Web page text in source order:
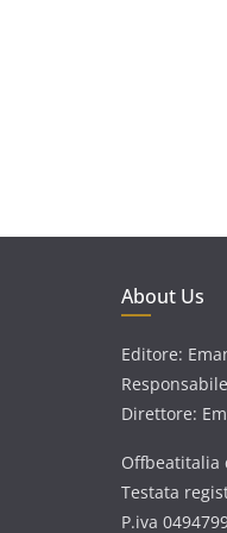
About Us
Editore:
Direttore:
Offbeatitalia
Testata
P.iva